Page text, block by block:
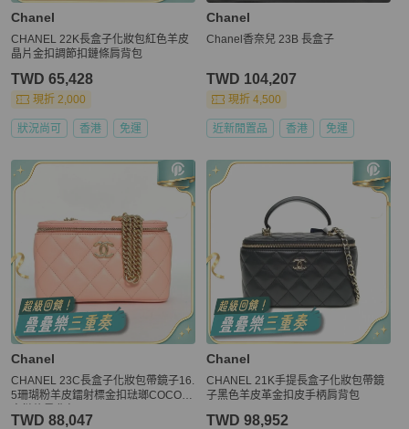
Chanel
CHANEL 22K長盒子化妝包紅色羊皮
晶片金扣調節扣鏈條肩背包
TWD 65,428
現折 2,000
狀況尚可 香港 免運
Chanel
Chanel香奈兒 23B 長盒子
TWD 104,207
現折 4,500
近新閒置品 香港 免運
Chanel
CHANEL 23C長盒子化妝包帶鏡子16.
5珊瑚粉羊皮鐳射標金扣琺瑯COCO徽
TWD 88,047
Chanel
CHANEL 21K手提長盒子化妝包帶鏡
子黑色羊皮革金扣皮手柄肩背包
TWD 98,952